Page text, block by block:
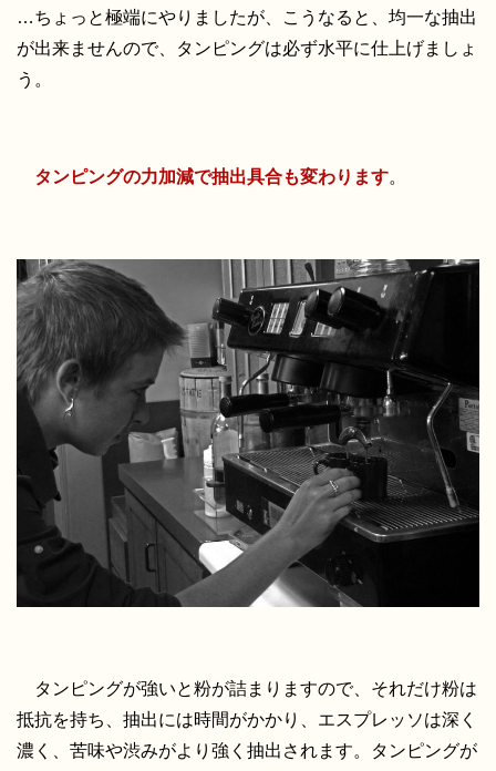
…ちょっと極端にやりましたが、こうなると、均一な抽出
が出来ませんので、タンピングは必ず水平に仕上げましょ
う。
タンピングの力加減で抽出具合も変わります。
タンピングが強いと粉が詰まりますので、それだけ粉は
抵抗を持ち、抽出には時間がかかり、エスプレッソは深く
濃く、苦味や渋みがより強く抽出されます。タンピングが